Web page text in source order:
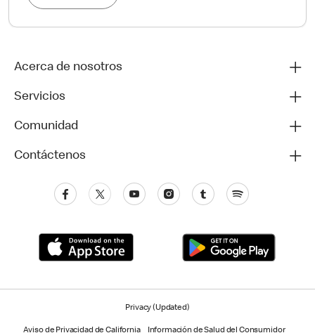
Acerca de nosotros
Servicios
Comunidad
Contáctenos
Privacy (Updated)
Aviso de Privacidad de California Información de Salud del Consumidor